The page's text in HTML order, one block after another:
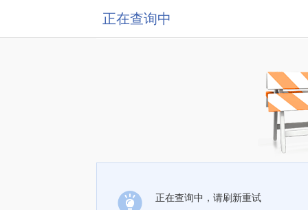
正在查询中
正在查询中，请刷新重试